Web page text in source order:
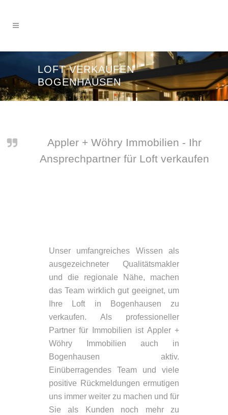
LOFT VERKAUFEN
BOGENHAUSEN
Appler + Wöhry Immobilien - Ihr
Ansprechpartner für Loft verkaufen
Unser umfangreiches Wissen als
ausgezeichneter Qualitätsmakler
und die regionale Nähe, machen
das Team wirklich gut geeignet, um
Ihre Loft in Bogenhausen zu
verkaufen. Als professioneller
Partner für Immobilien ist Appler +
Wöhry Immobilien auch in
Bogenhausen aktiv.
Einüberragendes Team und viele
positive Rückmeldungen ermutigen
uns immer weiter zu machen und für
Sie als Kunden noch mehr zu